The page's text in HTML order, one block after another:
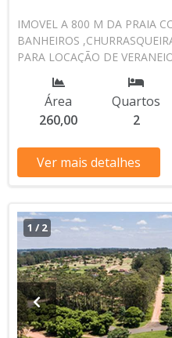
IMOVEL A 800 M DA PRAIA
BANHEIROS
PARA LOCAÇÃO DE
Área
260,00
Quartos
2
Ver mais detalhes
1 / 2